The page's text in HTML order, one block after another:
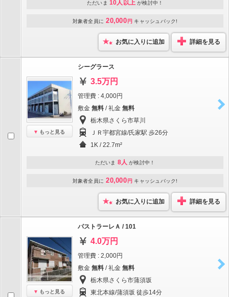
ただいま 10人以上 が検討中！
対象者全員に 20,000 円 キャッシュバック!
お気に入りに追加 詳細を見る
もっと見る
シーグラース
3.5万円
管理費 : 4,000円
敷金 無料 / 礼金 無料
栃木県さくら市草川
ＪＲ宇都宮線/氏家駅 歩26分
1K / 22.7m²
ただいま 8人 が検討中！
対象者全員に 20,000 円 キャッシュバック!
お気に入りに追加 詳細を見る
もっと見る
パストラーレＡ / 101
4.0万円
管理費 : 2,000円
敷金 無料 / 礼金 無料
栃木県さくら市蒲須坂
東北本線/蒲須坂 徒歩14分